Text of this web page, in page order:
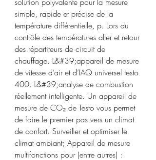
simple, rapide et précise de la
température différentielle, p. Lors du
contrôle des températures aller et retour
des répartiteurs de circuit de
chauffage. L&#39;appareil de mesure
de vitesse d’air et d’IAQ universel testo
400. L&#39;analyse de combustion
réellement intelligente. Un appareil de
mesure de CO₂ de Testo vous permet
de faire le premier pas vers un climat
de confort. Surveiller et optimiser le
climat ambiant; Appareil de mesure
multifonctions pour (entre autres) :